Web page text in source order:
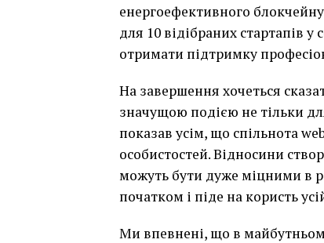
енергоефективного
для 10 відібраних стартапів
отримати підтримку
На завершення хочеться
значущою подією не тільки
показав усім, що спільнота
особистостей. Відносини
можуть бути дуже міцними в
початком і піде на користь
Ми впевнені, що в